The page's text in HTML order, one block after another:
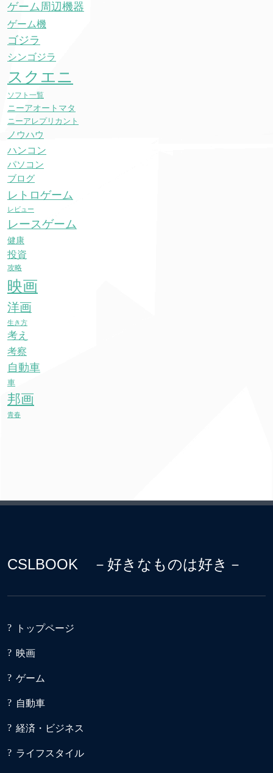
ゲーム周辺機器
ゲーム機
ゴジラ
シンゴジラ
スクエニ
ソフト一覧
ニーアオートマタ
ニーアレプリカント
ノウハウ
ハンコン
パソコン
ブログ
レトロゲーム
レビュー
レースゲーム
健康
投資
攻略
映画
洋画
生き方
考え
考察
自動車
車
邦画
青春
CSLBOOK －好きなものは好き－
トップページ
映画
ゲーム
自動車
経済・ビジネス
ライフスタイル